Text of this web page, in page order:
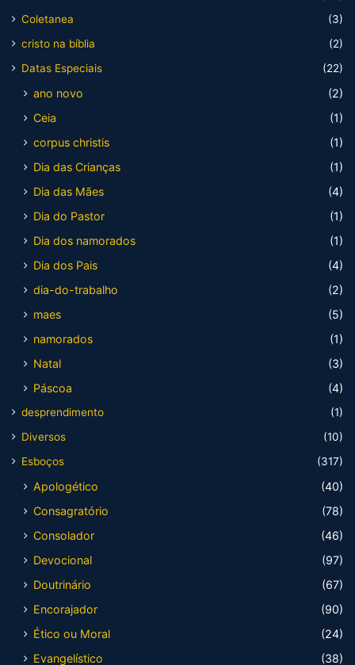
Coletanea
(3)
cristo na bíblia
(2)
Datas Especiais
(22)
ano novo
(2)
Ceia
(1)
corpus christis
(1)
Dia das Crianças
(1)
Dia das Mães
(4)
Dia do Pastor
(1)
Dia dos namorados
(1)
Dia dos Pais
(4)
dia-do-trabalho
(2)
maes
(5)
namorados
(1)
Natal
(3)
Páscoa
(4)
desprendimento
(1)
Diversos
(10)
Esboços
(317)
Apologético
(40)
Consagratório
(78)
Consolador
(46)
Devocional
(97)
Doutrinário
(67)
Encorajador
(90)
Ético ou Moral
(24)
Evangelístico
(38)